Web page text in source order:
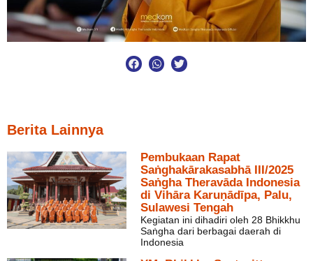
Berita Lainnya
Pembukaan Rapat
Saṅghakārakasabhā III/2025
Saṅgha Theravāda Indonesia
di Vihāra Karuṇādīpa, Palu,
Sulawesi Tengah
Kegiatan ini dihadiri oleh 28 Bhikkhu
Saṅgha dari berbagai daerah di
Indonesia